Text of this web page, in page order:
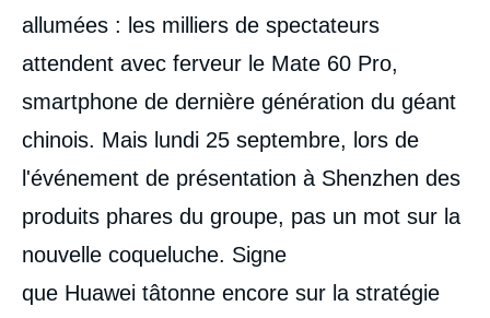
allumées : les milliers de spectateurs
attendent avec ferveur le Mate 60 Pro,
smartphone de dernière génération du géant
chinois. Mais lundi 25 septembre, lors de
l'événement de présentation à Shenzhen des
produits phares du groupe, pas un mot sur la
nouvelle coqueluche. Signe
que Huawei tâtonne encore sur la stratégie